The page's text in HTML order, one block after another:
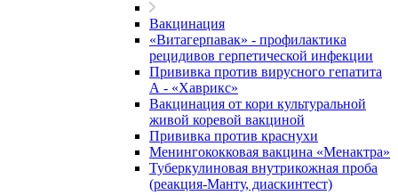
Вакцинация
«Витагерпавак» - профилактика
рецидивов герпетической инфекции
Прививка против вирусного гепатита
А - «Хаврикс»
Вакцинация от кори культуральной
живой коревой вакциной
Прививка против краснухи
Менингококковая вакцина «Менактра»
Туберкулиновая внутрикожная проба
(реакция-Манту, диаскинтест)